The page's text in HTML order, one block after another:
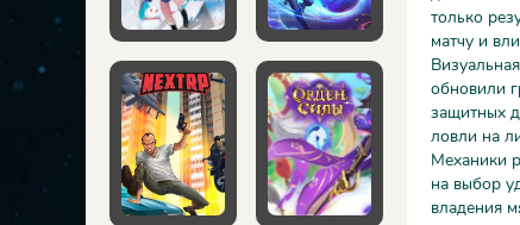
только
матчу и
обновили
защитных
ловли на
Механики
на выбор
владения